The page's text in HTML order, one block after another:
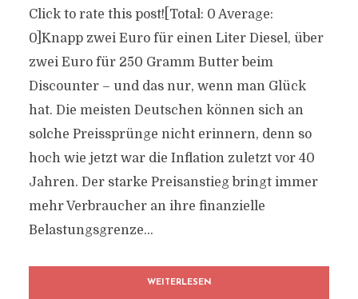
Click to rate this post![Total: 0 Average:
0]Knapp zwei Euro für einen Liter Diesel, über
zwei Euro für 250 Gramm Butter beim
Discounter – und das nur, wenn man Glück
hat. Die meisten Deutschen können sich an
solche Preissprünge nicht erinnern, denn so
hoch wie jetzt war die Inflation zuletzt vor 40
Jahren. Der starke Preisanstieg bringt immer
mehr Verbraucher an ihre finanzielle
Belastungsgrenze...
WEITERLESEN